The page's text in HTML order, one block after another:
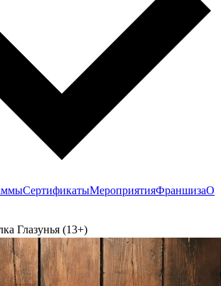
СертификатыМероприятияФраншизаО
Глазунья (13+)